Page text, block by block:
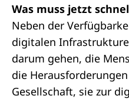
Was muss jetzt
Neben der
digitalen
darum gehen, die
die
Gesellschaft, sie zur